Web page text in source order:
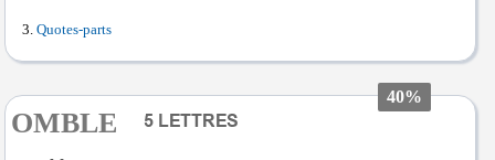
Quotes-parts
40%
OMBLE